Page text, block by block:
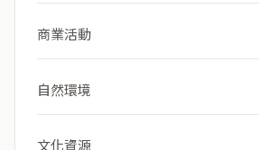
商業活動
自然環境
文化資源